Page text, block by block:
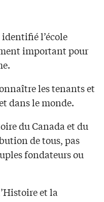
l’école
important pour
les tenants et
dans le monde.
du Canada et du
de tous, pas
fondateurs ou
et la